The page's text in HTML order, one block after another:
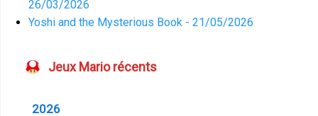
26/03/2026
Yoshi and the Mysterious Book - 21/05/2026
Jeux Mario récents
2026